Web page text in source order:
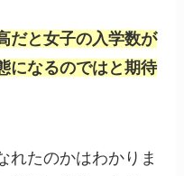
だと女子の入学数が
になるのではと期待
れたのかはわかりま